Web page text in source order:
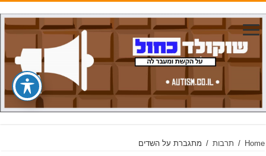
Home
/ תרבות / מתגברת על השדים